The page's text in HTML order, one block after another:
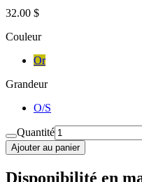
32.00 $
Couleur
Or
Grandeur
O/S
Quantité
Ajouter au panier
Disponibilité en